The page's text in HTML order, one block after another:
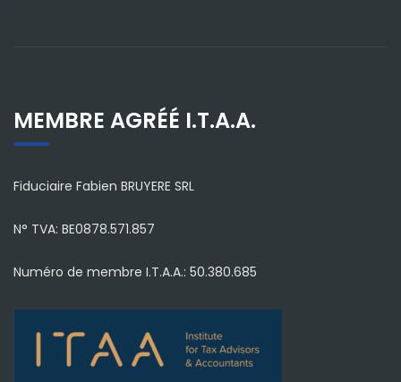
MEMBRE AGRÉÉ I.T.A.A.
Fiduciaire Fabien BRUYERE SRL
N° TVA: BE0878.571.857
Numéro de membre I.T.A.A.: 50.380.685